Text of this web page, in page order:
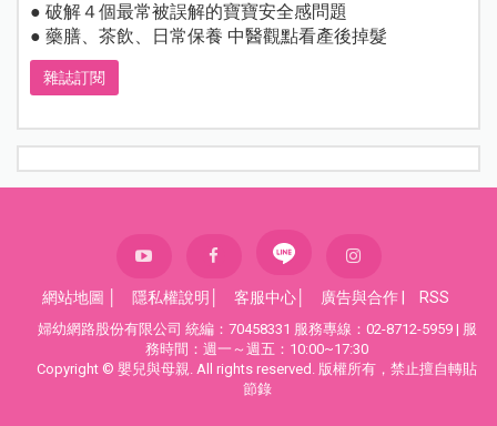
● 破解４個最常被誤解的寶寶安全感問題
● 藥膳、茶飲、日常保養 中醫觀點看產後掉髮
雜誌訂閱
網站地圖 隱私權說明 客服中心 廣告與合作 RSS
婦幼網路股份有限公司 統編：70458331 服務專線：02-8712-5959 | 服
務時間：週一～週五：10:00~17:30
Copyright © 嬰兒與母親. All rights reserved. 版權所有，禁止擅自轉貼
節錄